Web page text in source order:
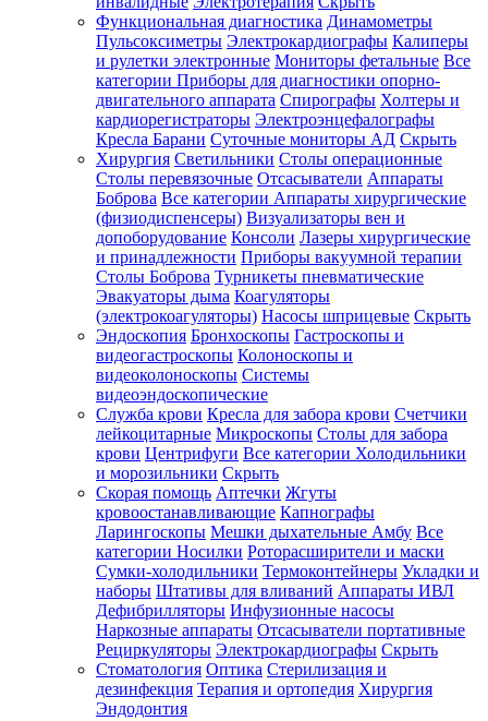
Функциональная диагностика Динамометры
Пульсоксиметры Электрокардиографы Калиперы
и рулетки электронные Мониторы фетальные Все
категории Приборы для диагностики опорно-
двигательного аппарата Спирографы Холтеры и
кардиорегистраторы Электроэнцефалографы
Кресла Барани Суточные мониторы АД Скрыть
Хирургия Светильники Столы операционные
Столы перевязочные Отсасыватели Аппараты
Боброва Все категории Аппараты хирургические
(физиодиспенсеры) Визуализаторы вен и
допоборудование Консоли Лазеры хирургические
и принадлежности Приборы вакуумной терапии
Столы Боброва Турникеты пневматические
Эвакуаторы дыма Коагуляторы
(электрокоагуляторы) Насосы шприцевые Скрыть
Эндоскопия Бронхоскопы Гастроскопы и
видеогастроскопы Колоноскопы и
видеоколоноскопы Системы
видеоэндоскопические
Служба крови Кресла для забора крови Счетчики
лейкоцитарные Микроскопы Столы для забора
крови Центрифуги Все категории Холодильники
и морозильники Скрыть
Скорая помощь Аптечки Жгуты
кровоостанавливающие Капнографы
Ларингоскопы Мешки дыхательные Амбу Все
категории Носилки Роторасширители и маски
Сумки-холодильники Термоконтейнеры Укладки и
наборы Штативы для вливаний Аппараты ИВЛ
Дефибрилляторы Инфузионные насосы
Наркозные аппараты Отсасыватели портативные
Рециркуляторы Электрокардиографы Скрыть
Стоматология Оптика Стерилизация и
дезинфекция Терапия и ортопедия Хирургия
Эндодонтия